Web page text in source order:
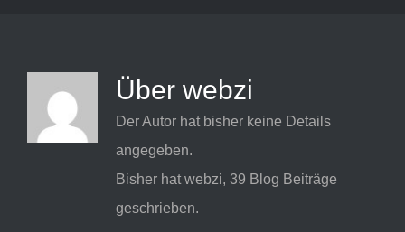
Über webzi
Der Autor hat bisher keine Details
angegeben.
Bisher hat webzi, 39 Blog Beiträge
geschrieben.